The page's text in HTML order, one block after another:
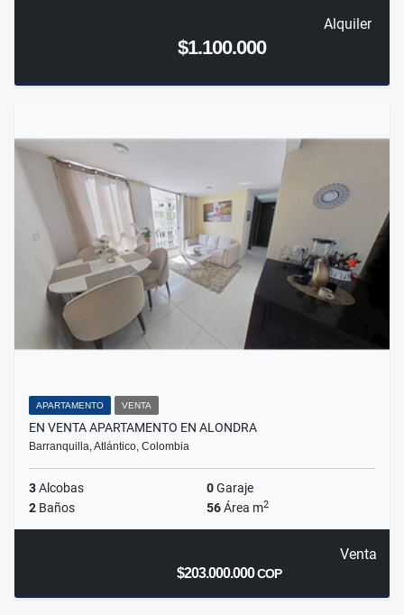
Alquiler
$1.100.000
APARTAMENTO VENTA
EN VENTA APARTAMENTO EN ALONDRA
Barranquilla, Atlántico, Colombia
3Alcobas 0Garaje
2 Baños 56Área m2
Venta
$203.000.000COP